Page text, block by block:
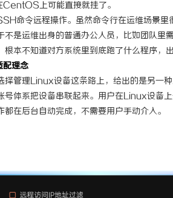
上可能直接就挂了。
命令远程操作。虽然命令行在运维场景
不是运维出身的普通办公人员，比如团队
根本不知道对方系统里到底跑了什么程序，
配理念
择管理Linux设备这条路上，给出的是另一
号体系把设备串联起来。用户在Linux设备
在后台自动完成，不需要用户手动介入。